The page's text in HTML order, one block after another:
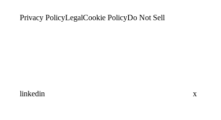
Privacy PolicyLegalCookie PolicyDo Not Sell
linkedin x